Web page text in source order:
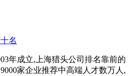
年成立,上海猎头公司排名靠前的
家企业推荐中高端人才数万人,